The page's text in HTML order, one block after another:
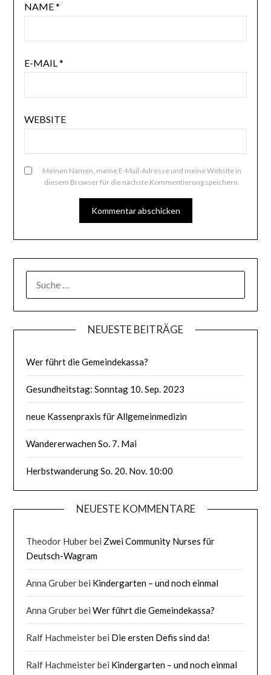
NAME*
E-MAIL*
WEBSITE
Meinen Namen, meine E-Mail-Adresse und meine Website in
diesem Browser für die nächste Kommentierung speichern.
NACH:
NEUESTE BEITRÄGE
Wer führt die Gemeindekassa?
Gesundheitstag: Sonntag 10. Sep. 2023
neue Kassenpraxis für Allgemeinmedizin
Wandererwachen So. 7. Mai
Herbstwanderung So. 20. Nov. 10:00
NEUESTE KOMMENTARE
Theodor Huberbei Zwei Community Nurses für
Deutsch-Wagram
Anna Gruberbei Kindergarten – und noch einmal
Anna GruberbeiWer führt die Gemeindekassa?
Ralf Hachmeisterbei Die ersten Defis sind da!
Ralf Hachmeisterbei Kindergarten – und noch einmal